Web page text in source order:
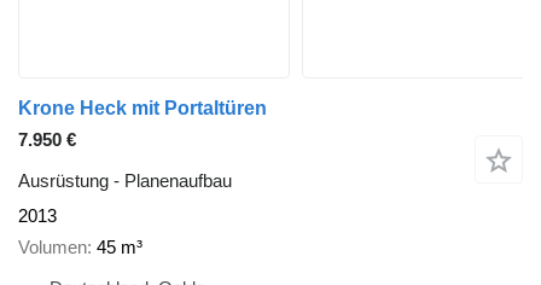
Krone Heck mit Portaltüren
7.950 €
Ausrüstung - Planenaufbau
2013
Volumen 45 m³